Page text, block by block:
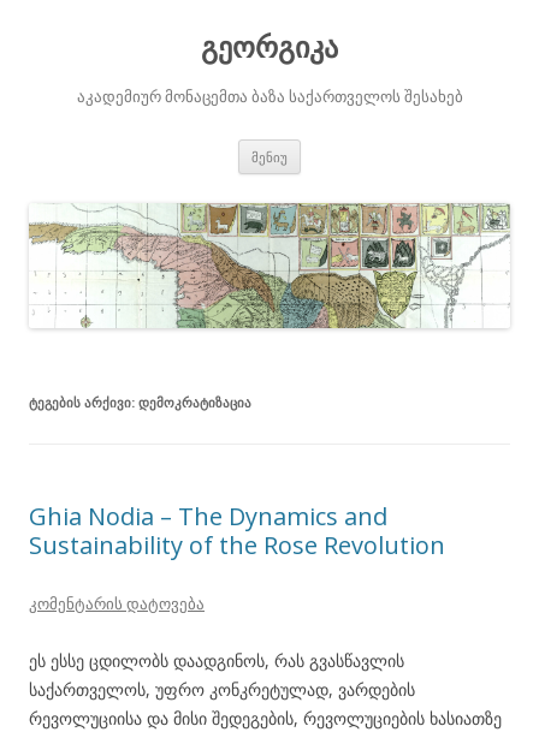
გეორგიკა
აკადემიურ მონაცემთა ბაზა საქართველოს შესახებ
მენიუ
ᲢᲔᲒᲔᲑᲘᲡ ᲐᲠᲥᲘᲕᲘ: ᲓᲔᲛᲝᲙᲠᲐᲢᲘᲖᲐᲪᲘᲐ
Ghia Nodia – The Dynamics and
Sustainability of the Rose Revolution
კომენტარის დატოვება
ეს ესსე ცდილობს დაადგინოს, რას გვასწავლის
საქართველოს, უფრო კონკრეტულად, ვარდების
რევოლუციისა და მისი შედეგების, რევოლუციების ხასიათზე